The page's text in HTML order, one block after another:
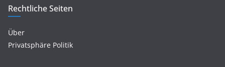
Rechtliche Seiten
Über
Privatsphäre Politik